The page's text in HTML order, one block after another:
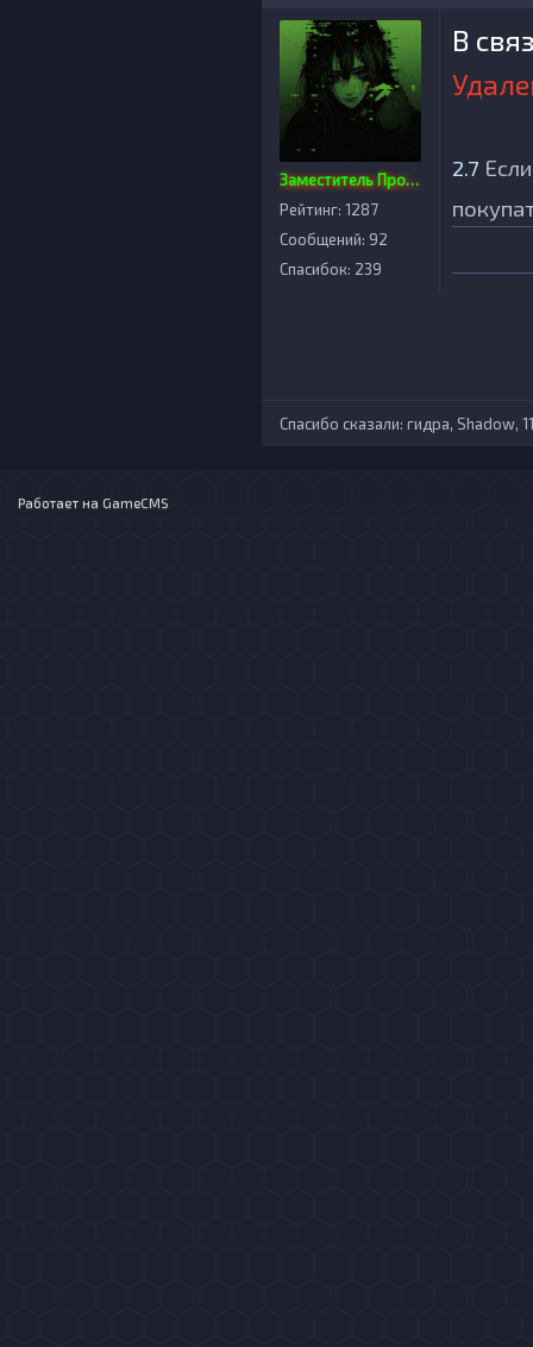
Заместитель Проекта
Рейтинг: 1287
Сообщений: 92
Спасибок: 239
В
2.7
Спасибо сказали: гидра, Shadow,
Работает на GameCMS